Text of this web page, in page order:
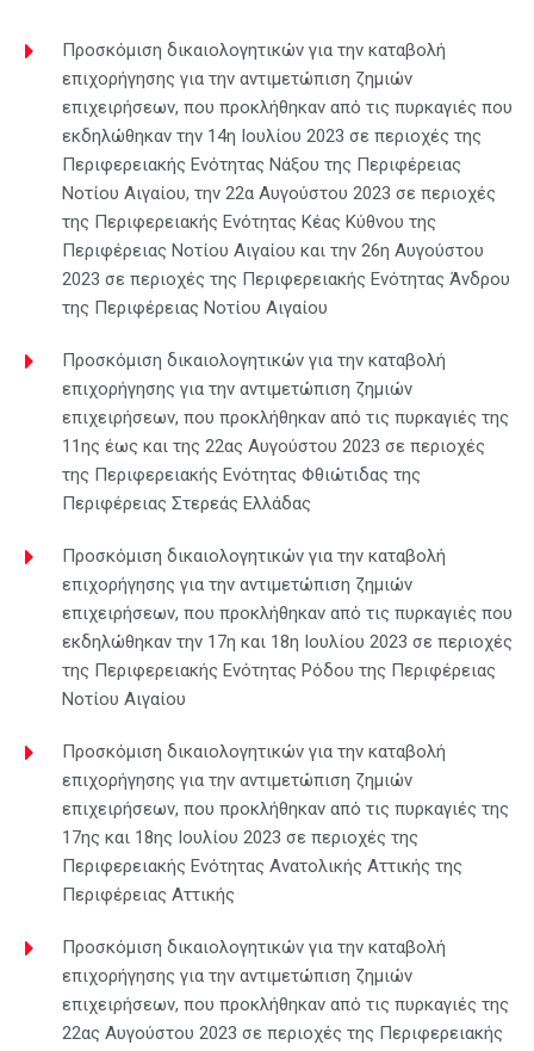
Προσκόμιση δικαιολογητικών για την καταβολή
επιχορήγησης για την αντιμετώπιση ζημιών
επιχειρήσεων, που προκλήθηκαν από τις πυρκαγιές που
εκδηλώθηκαν την 14η Ιουλίου 2023 σε περιοχές της
Περιφερειακής Ενότητας Νάξου της Περιφέρειας
Νοτίου Αιγαίου, την 22α Αυγούστου 2023 σε περιοχές
της Περιφερειακής Ενότητας Κέας Κύθνου της
Περιφέρειας Νοτίου Αιγαίου και την 26η Αυγούστου
2023 σε περιοχές της Περιφερειακής Ενότητας Άνδρου
της Περιφέρειας Νοτίου Αιγαίου
Προσκόμιση δικαιολογητικών για την καταβολή
επιχορήγησης για την αντιμετώπιση ζημιών
επιχειρήσεων, που προκλήθηκαν από τις πυρκαγιές της
11ης έως και της 22ας Αυγούστου 2023 σε περιοχές
της Περιφερειακής Ενότητας Φθιώτιδας της
Περιφέρειας Στερεάς Ελλάδας
Προσκόμιση δικαιολογητικών για την καταβολή
επιχορήγησης για την αντιμετώπιση ζημιών
επιχειρήσεων, που προκλήθηκαν από τις πυρκαγιές που
εκδηλώθηκαν την 17η και 18η Ιουλίου 2023 σε περιοχές
της Περιφερειακής Ενότητας Ρόδου της Περιφέρειας
Νοτίου Αιγαίου
Προσκόμιση δικαιολογητικών για την καταβολή
επιχορήγησης για την αντιμετώπιση ζημιών
επιχειρήσεων, που προκλήθηκαν από τις πυρκαγιές της
17ης και 18ης Ιουλίου 2023 σε περιοχές της
Περιφερειακής Ενότητας Ανατολικής Αττικής της
Περιφέρειας Αττικής
Προσκόμιση δικαιολογητικών για την καταβολή
επιχορήγησης για την αντιμετώπιση ζημιών
επιχειρήσεων, που προκλήθηκαν από τις πυρκαγιές της
22ας Αυγούστου 2023 σε περιοχές της Περιφερειακής